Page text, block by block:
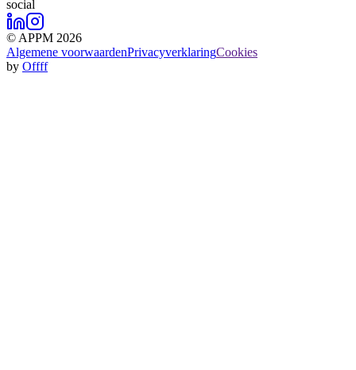
social
© APPM 2026
Algemene voorwaardenPrivacyverklaringCookies
by Offff